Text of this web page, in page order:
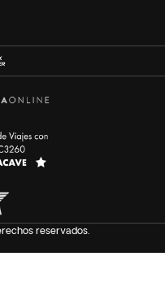
reservados.